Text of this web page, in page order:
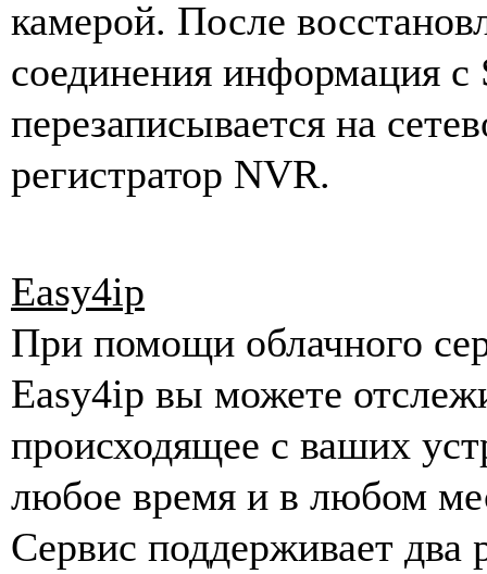
камерой. После
соединения информация с
перезаписывается на
регистратор NVR.
Easy4ip
При помощи облачного
Easy4ip вы можете
происходящее с ваших
любое время и в любом
Сервис поддерживает два